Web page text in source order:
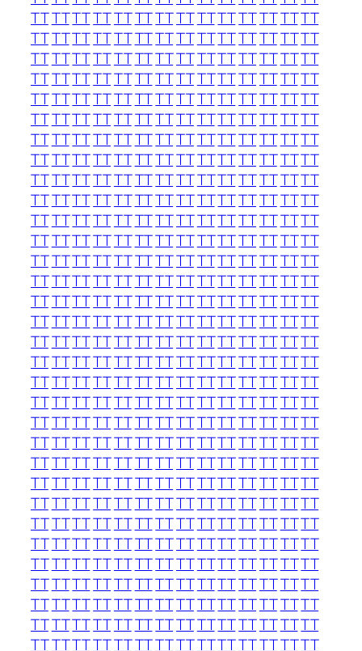
TTTTTTTTTTTTTTTTTTTTTTTTTTTT
TTTTTTTTTTTTTTTTTTTTTTTTTTTT
TTTTTTTTTTTTTTTTTTTTTTTTTTTT
TTTTTTTTTTTTTTTTTTTTTTTTTTTT
TTTTTTTTTTTTTTTTTTTTTTTTTTTT
TTTTTTTTTTTTTTTTTTTTTTTTTTTT
TTTTTTTTTTTTTTTTTTTTTTTTTTTT
TTTTTTTTTTTTTTTTTTTTTTTTTTTT
TTTTTTTTTTTTTTTTTTTTTTTTTTTT
TTTTTTTTTTTTTTTTTTTTTTTTTTTT
TTTTTTTTTTTTTTTTTTTTTTTTTTTT
TTTTTTTTTTTTTTTTTTTTTTTTTTTT
TTTTTTTTTTTTTTTTTTTTTTTTTTTT
TTTTTTTTTTTTTTTTTTTTTTTTTTTT
TTTTTTTTTTTTTTTTTTTTTTTTTTTT
TTTTTTTTTTTTTTTTTTTTTTTTTTTT
TTTTTTTTTTTTTTTTTTTTTTTTTTTT
TTTTTTTTTTTTTTTTTTTTTTTTTTTT
TTTTTTTTTTTTTTTTTTTTTTTTTTTT
TTTTTTTTTTTTTTTTTTTTTTTTTTTT
TTTTTTTTTTTTTTTTTTTTTTTTTTTT
TTTTTTTTTTTTTTTTTTTTTTTTTTTT
TTTTTTTTTTTTTTTTTTTTTTTTTTTT
TTTTTTTTTTTTTTTTTTTTTTTTTTTT
TTTTTTTTTTTTTTTTTTTTTTTTTTTT
TTTTTTTTTTTTTTTTTTTTTTTTTTTT
TTTTTTTTTTTTTTTTTTTTTTTTTTTT
TTTTTTTTTTTTTTTTTTTTTTTTTTTT
TTTTTTTTTTTTTTTTTTTTTTTTTTTT
TTTTTTTTTTTTTTTTTTTTTTTTTTTT
TTTTTTTTTTTTTTTTTTTTTTTTTTTT
TTTTTTTTTTTTTTTTTTTTTTTTTTTT